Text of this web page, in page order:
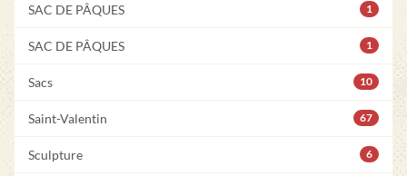
SAC DE PÂQUES 1
SAC DE PÂQUES 1
Sacs 10
Saint-Valentin 67
Sculpture 6